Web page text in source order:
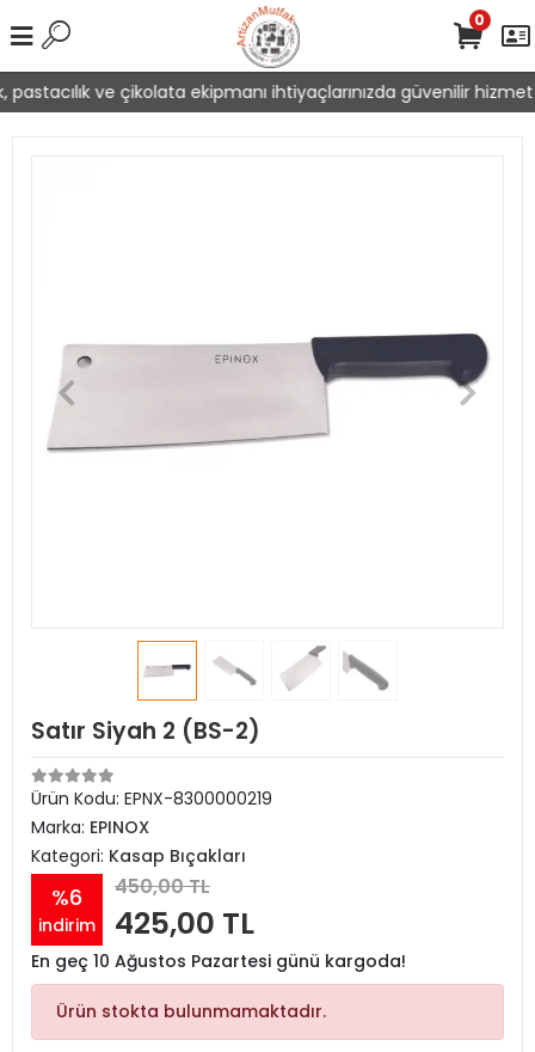
ve çikolata ekipmanı ihtiyaçlarınızda güvenilir hizmet
0
Satır Siyah 2 (BS-2)
Ürün Kodu: EPNX-8300000219
Marka: EPINOX
Kategori: Kasap Bıçakları
%6
indirim
450,00 TL
425,00 TL
En geç 10 Ağustos Pazartesi günü kargoda!
Ürün stokta bulunmamaktadır.